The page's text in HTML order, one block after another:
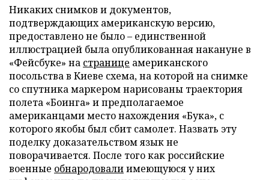
Никаких снимков и документов,
подтверждающих американскую версию,
предоставлено не было – единственной
иллюстрацией была опубликованная накануне в
«Фейсбуке» на странице американского
посольства в Киеве схема, на которой на снимке
со спутника маркером нарисованы траектория
полета «Боинга» и предполагаемое
американцами место нахождения «Бука», с
которого якобы был сбит самолет. Назвать эту
поделку доказательством язык не
поворачивается. После того как российские
военные обнародовалиимеющуюся у них